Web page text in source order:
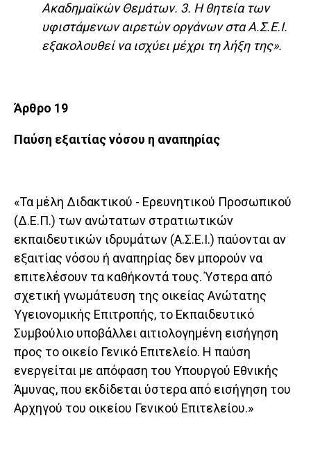
Ακαδημαϊκών Θεμάτων. 3. Η θητεία των
υφιστάμενων αιρετών οργάνων στα Α.Σ.Ε.Ι.
εξακολουθεί να ισχύει μέχρι τη λήξη της».
Άρθρο 19
Παύση εξαιτίας νόσου η αναπηρίας
«Τα μέλη Διδακτικού - Ερευνητικού Προσωπικού
(Δ.Ε.Π.) των ανώτατων στρατιωτικών
εκπαιδευτικών ιδρυμάτων (Α.Σ.Ε.Ι.) παύονται αν
εξαιτίας νόσου ή αναπηρίας δεν μπορούν να
επιτελέσουν τα καθήκοντά τους. Ύστερα από
σχετική γνωμάτευση της οικείας Ανώτατης
Υγειονομικής Επιτροπής, το Εκπαιδευτικό
Συμβούλιο υποβάλλει αιτιολογημένη εισήγηση
προς το οικείο Γενικό Επιτελείο. Η παύση
ενεργείται με απόφαση του Υπουργού Εθνικής
Άμυνας, που εκδίδεται ύστερα από εισήγηση του
Αρχηγού του οικείου Γενικού Επιτελείου.»